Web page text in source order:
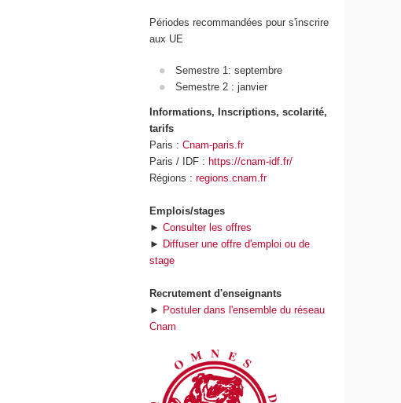
Périodes recommandées pour s'inscrire
aux UE
Semestre 1: septembre
Semestre 2 : janvier
Informations, Inscriptions, scolarité,
tarifs
Paris :Cnam-paris.fr
Paris / IDF :https://cnam-idf.fr/
Régions :regions.cnam.fr
Emplois/stages
►Consulter les offres
► Diffuser une offre d'emploi ou de
stage
Recrutement d'enseignants
► Postuler dans l'ensemble du réseau
Cnam